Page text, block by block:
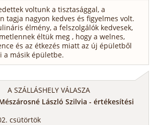
voltunk a tisztasággal, a
tagja nagyon kedves és figyelmes volt.
élmény, a felszolgálók kedvesek,
éltük meg , hogy a welnes,
és az étkezés miatt az új épületből
a másik épületbe.
A SZÁLLÁSHELY VÁLASZA
László Szilvia - értékesítési
csütörtök